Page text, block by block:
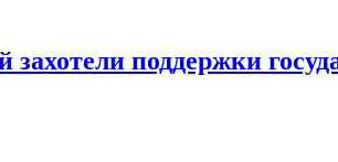
поддержки